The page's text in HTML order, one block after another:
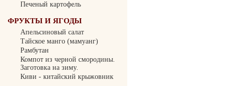
Печеный картофель
ФРУКТЫ И ЯГОДЫ
Апельсиновый салат
Тайское манго (мамуанг)
Рамбутан
Компот из черной смородины.
Заготовка на зиму.
Киви - китайский крыжовник